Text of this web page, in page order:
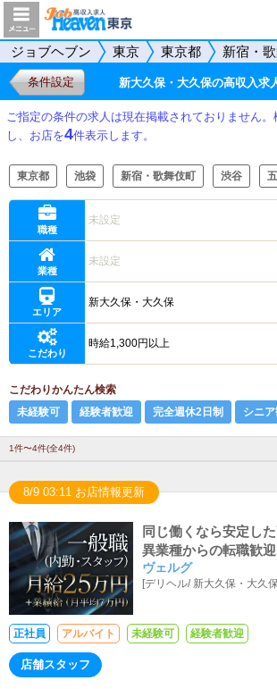
ジョブヘブン 東京 東京都 新宿・
条件設定 新大久保・大久保の高収入求
ご指定の条件の求人は現在掲載されておりません
し、お店を4件表示します。
東京都 池袋 新宿・歌舞伎町 渋谷
職種
未設定
業種
未設定
エリア
新大久保・大久保
こだわり
時給1,300円以上
こだわりかんたん検索
未経験可
経験者歓迎 完全週休2日制 シニ
1件〜4件(全4件)
8/9 03:11 お店情報更新
同じ働くなら安定し
異業種からの転職歓迎
ヴェルグ
[デリヘル/ 新大久保・大久
正社員 アルバイト 未経験可 経験者歓迎
店舗スタッフ